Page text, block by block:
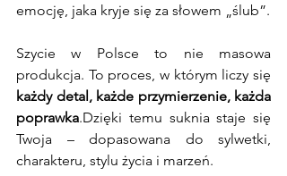
emocję, jaka kryje się za słowem „ślub”.
Szycie w Polsce to nie masowa
każdy detal, każde przymierzenie, każda
poprawka.Dzięki temu suknia staje się
Twoja – dopasowana do sylwetki,
charakteru, stylu życia i marzeń.